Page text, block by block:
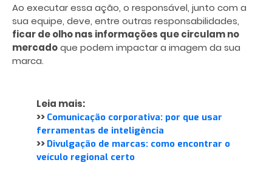
Ao executar essa ação, o responsável, junto com a
sua equipe, deve, entre outras responsabilidades,
ficar de olho nas informações que circulam no
mercadoque podem impactar a imagem da sua
marca.
Leia mais:
>> Comunicação corporativa: por que usar
ferramentas de inteligência
>> Divulgação de marcas: como encontrar o
veículo regional certo